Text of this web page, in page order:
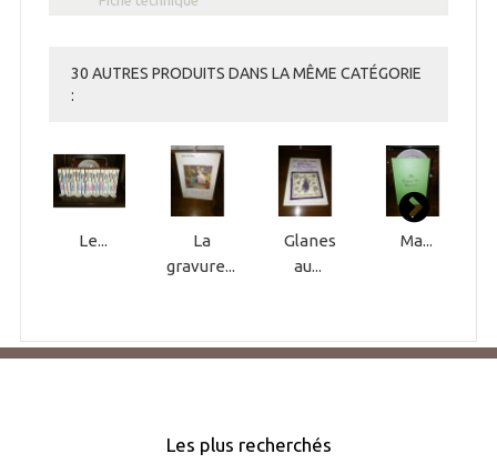
30 AUTRES PRODUITS DANS LA MÊME CATÉGORIE
:
Le...
La
gravure...
Glanes
au...
Ma...
Les plus recherchés